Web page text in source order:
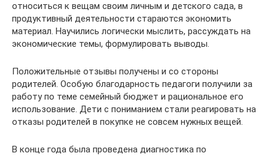
относиться к вещам своим личным и детского сада, в
продуктивный деятельности стараются экономить
материал. Научились логически мыслить, рассуждать на
экономические темы, формулировать выводы.
Положительные отзывы получены и со стороны
родителей. Особую благодарность педагоги получили за
работу по теме семейный бюджет и рациональное его
использование. Дети с пониманием стали реагировать на
отказы родителей в покупке не совсем нужных вещей.
В конце года была проведена диагностика по